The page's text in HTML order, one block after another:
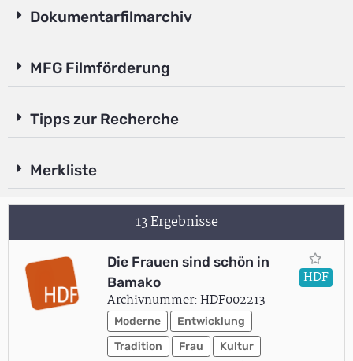
Dokumentarfilmarchiv
MFG Filmförderung
Tipps zur Recherche
Merkliste
13 Ergebnisse
Die Frauen sind schön in
Bamako
Archivnummer: HDF002213
Moderne
Entwicklung
Tradition
Frau
Kultur
HDF